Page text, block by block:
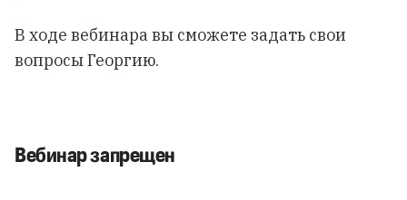
В ходе вебинара вы сможете задать свои
вопросы Георгию.
Вебинар запрещен